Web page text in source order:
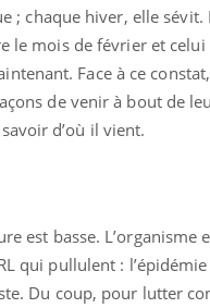
; chaque hiver, elle sévit.
le mois de février et celui
Face à ce
de venir à bout de
d’où il vient.
est basse. L’organisme
qui pullulent :
Du coup, pour lutter